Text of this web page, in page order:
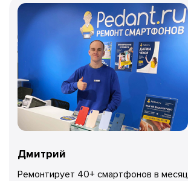
Дмитрий
Ремонтирует 40+ смартфонов в месяц